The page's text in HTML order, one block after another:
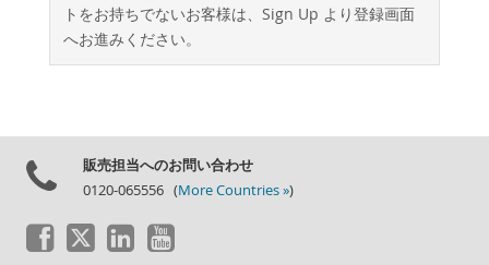
ダウンロード
ドキュメント
トをお持ちでないお客様は、Sign Up より登録画面
へお進みください。
販売担当へのお問い合わせ
0120-065556 (More Countries »)